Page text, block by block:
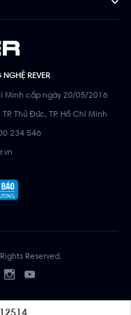
REVER
Minh cấp ngày 20/05/2016
Thủ Đức, TP. Hồ Chí Minh
234 546
Reserved.